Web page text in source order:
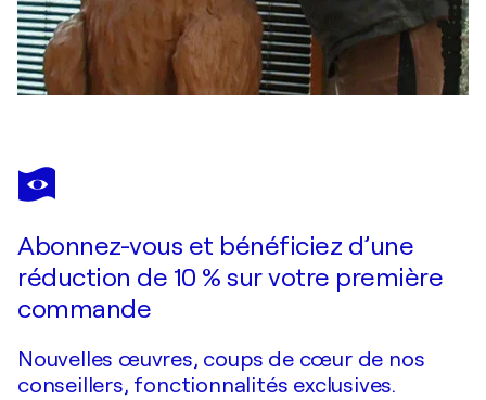
Abonnez-vous et bénéficiez d’une
réduction de 10 % sur votre première
commande
Nouvelles œuvres, coups de cœur de nos
conseillers, fonctionnalités exclusives.